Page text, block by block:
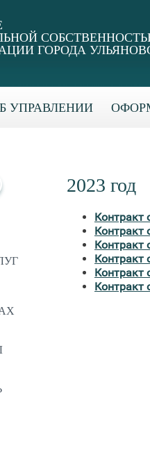
ГОРОДА
УПРАВЛЕНИИ
2023 год
Контракт
Контракт
Контракт
Контракт
Контракт
Контракт